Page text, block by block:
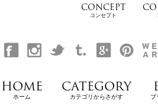
CONCEPT
コンセプト
HOME
ホーム
CATEGORY
カテゴリからさがす ブ